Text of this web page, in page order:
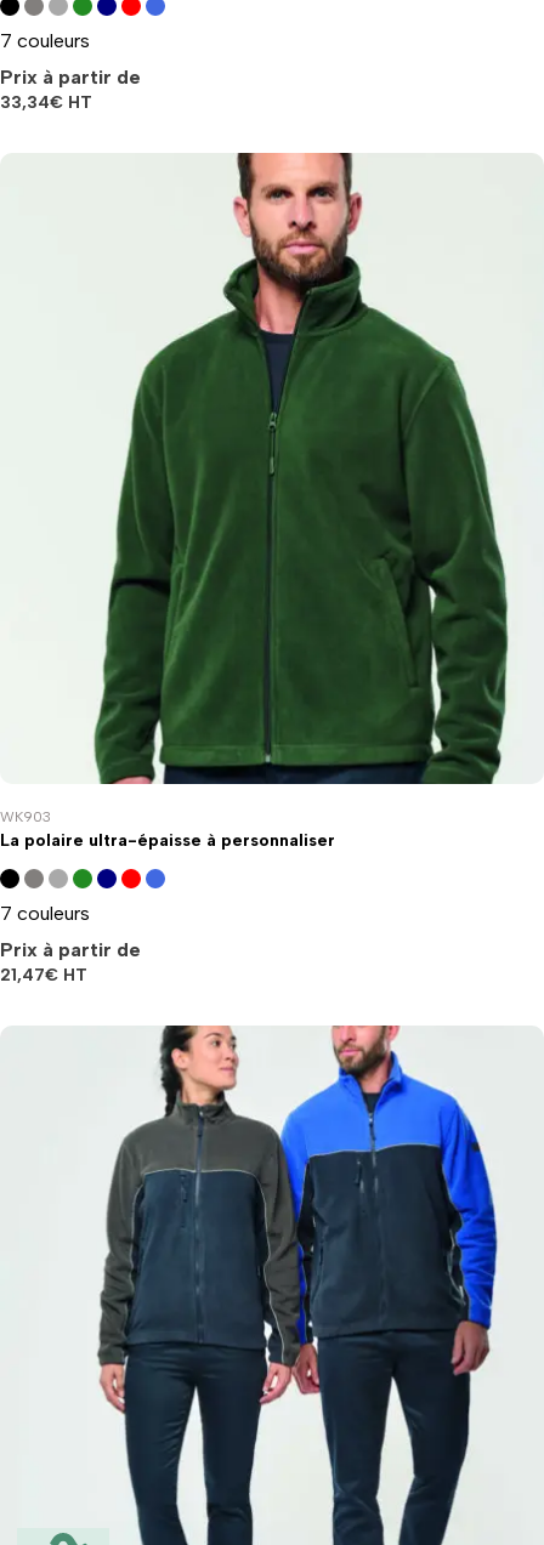
7 couleurs
Prix à partir de
33,34€ HT
WK903
La polaire ultra-épaisse à personnaliser
7 couleurs
Prix à partir de
21,47€ HT